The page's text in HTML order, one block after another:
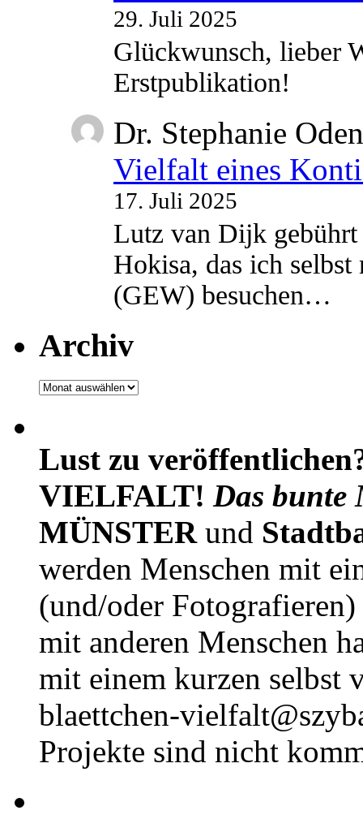
29. Juli 2025
Glückwunsch, lieber
Erstpublikation!
Dr. Stephanie
Vielfalt eines
17. Juli 2025
Lutz van Dijk
Hokisa, das ich
(GEW) besuchen…
Archiv
Archiv
Lust zu
VIELFALT! Das bunte
MÜNSTERund
werden Menschen mit
(und/oder
mit anderen Menschen
mit einem kurzen selbst
blaettchen-
Projekte sind nicht